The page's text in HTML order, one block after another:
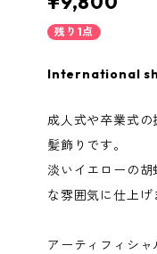
残り1点
International
成人式や卒業式
髪飾りです。
淡いイエローの
な雰囲気に仕上げ
アーティフィシ